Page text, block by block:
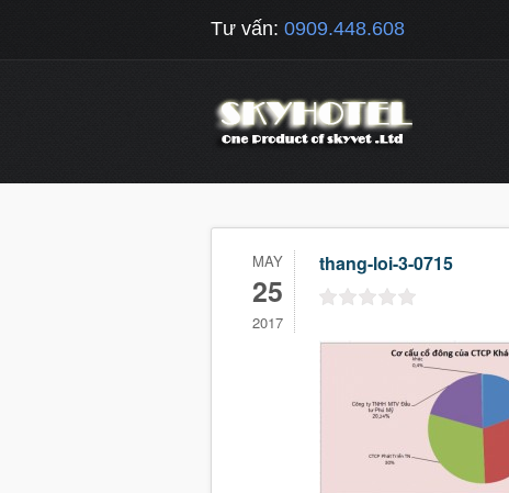
Tư vấn: 0909.448.608
MAY
25
2017
thang-loi-3-0715